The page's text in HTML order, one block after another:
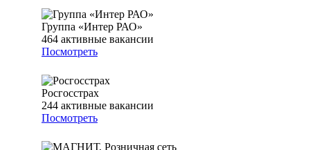
Группа «Интер РАО»
464 активные вакансии
Посмотреть
Росгосстрах
244 активные вакансии
Посмотреть